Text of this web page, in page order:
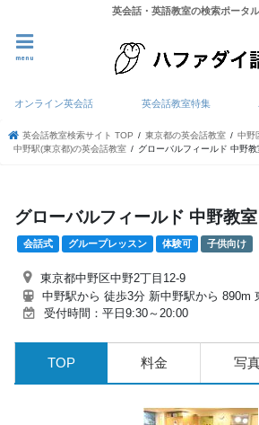
英会話・英語教室の検索ポータ
menu
オンライン英会話 英会話教室特集
英会話教室検索サイト TOP 東京都の英会話教室
中野
中野駅(東京都)の英会話教室
グローバルフィールド 中野教
グローバルフィールド 中野教室
会話式 グループレッスン 体験可 子供向け
東京都中野区中野2丁目12-9
中野駅から 徒歩3分 新中野駅から 890m
受付時間：平日9:30～20:00
TOP 料金 写